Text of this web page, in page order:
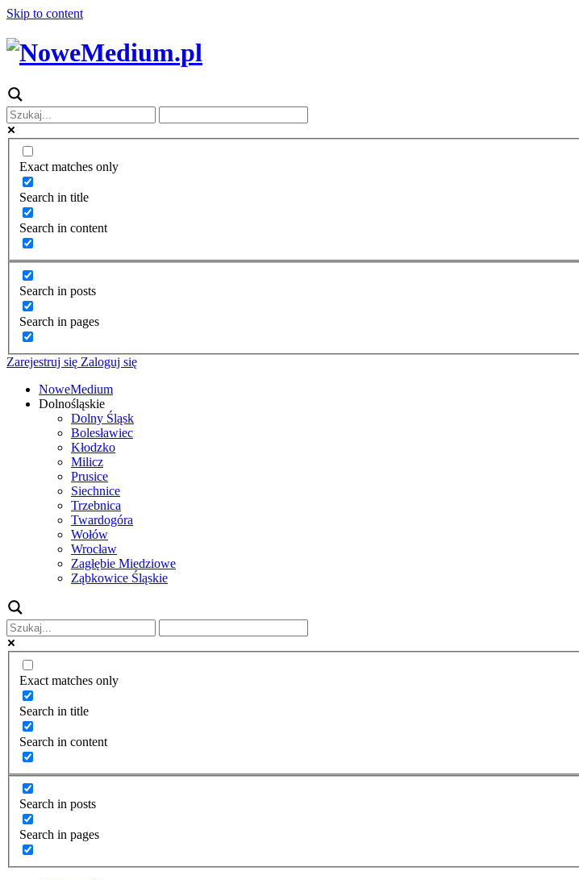
Skip to content
Exact matches only
Search in title
Search in content
Search in posts
Search in pages
Zarejestruj się Zaloguj się
NoweMedium
Dolnośląskie
Dolny Śląsk
Bolesławiec
Kłodzko
Milicz
Prusice
Siechnice
Trzebnica
Twardogóra
Wołów
Wrocław
Zagłębie Miedziowe
Ząbkowice Śląskie
Exact matches only
Search in title
Search in content
Search in posts
Search in pages